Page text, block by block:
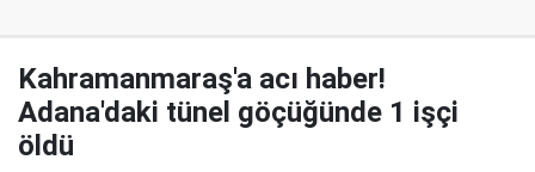
Kahramanmaraş'a acı haber!
Adana'daki tünel göçüğünde 1 işçi
öldü